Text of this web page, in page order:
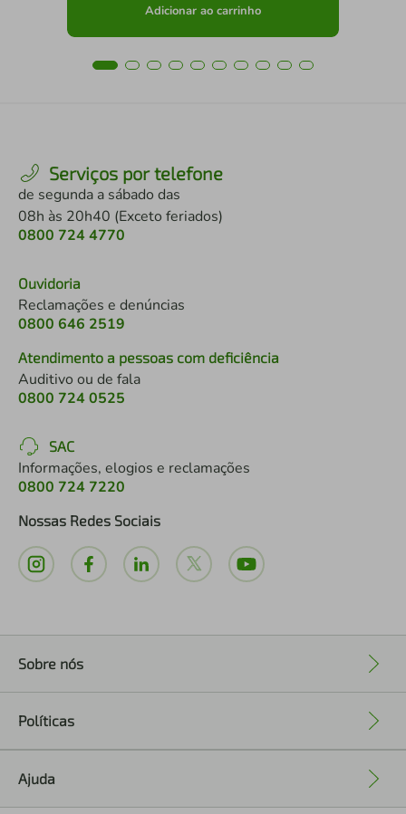
Adicionar ao carrinho
Serviços por telefone
de segunda a sábado das
08h às 20h40 (Exceto feriados)
0800 724 4770
Ouvidoria
Reclamações e denúncias
0800 646 2519
Atendimento a pessoas com deficiência
Auditivo ou de fala
0800 724 0525
SAC
Informações, elogios e reclamações
0800 724 7220
Nossas Redes Sociais
Sobre nós
Políticas
Ajuda